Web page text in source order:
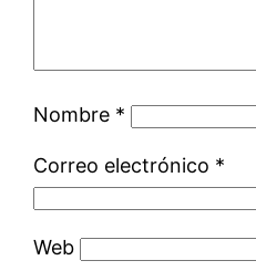
Nombre *
Correo electrónico *
Web